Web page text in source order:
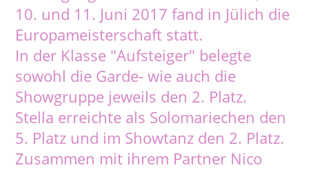
10. und 11. Juni 2017 fand in Jülich die
Europameisterschaft statt.
In der Klasse "Aufsteiger" belegte
sowohl die Garde- wie auch die
Showgruppe jeweils den 2. Platz.
Stella erreichte als Solomariechen den
5. Platz und im Showtanz den 2. Platz.
Zusammen mit ihrem Partner Nico